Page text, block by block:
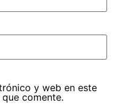
y web en este
comente.